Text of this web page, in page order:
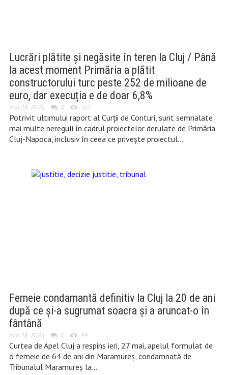
Lucrări plătite și negăsite în teren la Cluj / Până
la acest moment Primăria a plătit
constructorului turc peste 252 de milioane de
euro, dar execuția e de doar 6,8%
mai 28, 2026 0 561
Potrivit ultimului raport al Curții de Conturi, sunt semnalate
mai multe nereguli în cadrul proiectelor derulate de Primăria
Cluj-Napoca, inclusiv în ceea ce privește proiectul…
Femeie condamantă definitiv la Cluj la 20 de ani
după ce și-a sugrumat soacra și a aruncat-o în
fântână
mai 28, 2026 0 94
Curtea de Apel Cluj a respins ieri, 27 mai, apelul formulat de
o femeie de 64 de ani din Maramureș, condamnată de
Tribunalul Maramureș la…